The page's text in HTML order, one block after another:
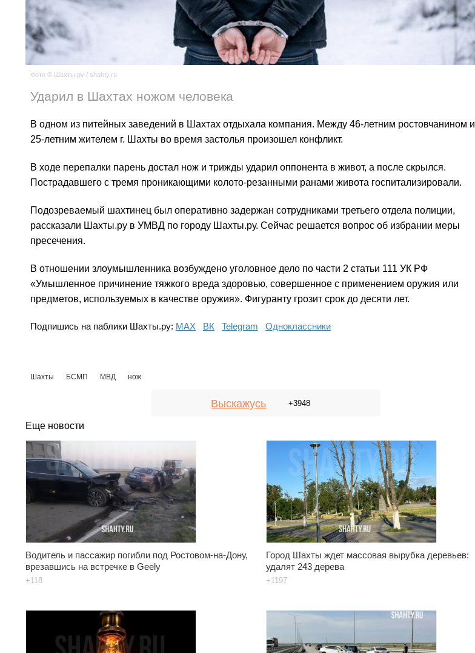
Фото © Шахты.ру / shahty.ru
Ударил в Шахтах ножом человека
В одном из питейных заведений в Шахтах отдыхала компания. Между 46-летним ростовчанином и
25-летним жителем г. Шахты во время застолья произошел конфликт.
В ходе перепалки парень достал нож и трижды ударил оппонента в живот, а после скрылся.
Пострадавшего с тремя проникающими колото-резанными ранами живота госпитализировали.
Подозреваемый шахтинец был оперативно задержан сотрудниками третьего отдела полиции,
рассказали Шахты.ру в УМВД по городу Шахты.ру. Сейчас решается вопрос об избрании меры
пресечения.
В отношении злоумышленника возбуждено уголовное дело по части 2 статьи 111 УК РФ
«Умышленное причинение тяжкого вреда здоровью, совершенное с применением оружия или
предметов, используемых в качестве оружия». Фигуранту грозит срок до десяти лет.
Подпишись на паблики Шахты.ру: МАХ ВК Telegram Одноклассники
Шахты БСМП МВД нож
Выскажусь +3948
Еще новости
Водитель и пассажир погибли под Ростовом-на-Дону,
врезавшись на встречке в Geely
+118
Город Шахты ждет массовая вырубка деревьев:
удалят 243 дерева
+1197